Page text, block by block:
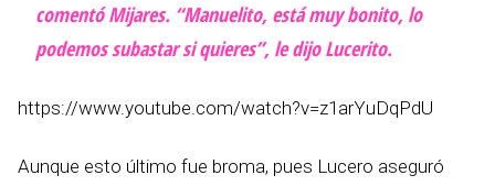
comentó Mijares. “Manuelito, está muy bonito, lo
podemos subastar si quieres”, le dijo Lucerito.
https://www.youtube.com/watch?v=z1arYuDqPdU
Aunque esto último fue broma, pues Lucero aseguró